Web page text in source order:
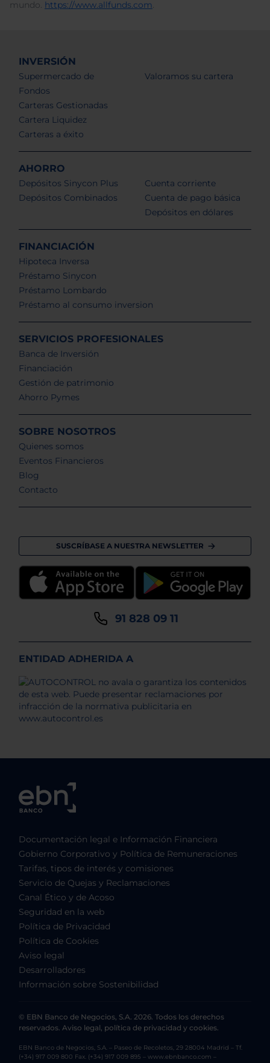
mundo. https://www.allfunds.com.
INVERSIÓN
Supermercado de
Fondos
Carteras Gestionadas
Cartera Liquidez
Carteras a éxito
Valoramos su cartera
AHORRO
Depósitos Sinycon Plus
Depósitos Combinados
Cuenta corriente
Cuenta de pago básica
Depósitos en dólares
FINANCIACIÓN
Hipoteca Inversa
Préstamo Sinycon
Préstamo Lombardo
Préstamo al consumo inversion
SERVICIOS PROFESIONALES
Banca de Inversión
Financiación
Gestión de patrimonio
Ahorro Pymes
SOBRE NOSOTROS
Quienes somos
Eventos Financieros
Blog
Contacto
SUSCRÍBASE A NUESTRA NEWSLETTER
91 828 09 11
ENTIDAD ADHERIDA A
Documentación legal e Información Financiera
Gobierno Corporativo y Política de Remuneraciones
Tarifas, tipos de interés y comisiones
Servicio de Quejas y Reclamaciones
Canal Ético y de Acoso
Seguridad en la web
Política de Privacidad
Política de Cookies
Aviso legal
Desarrolladores
Información sobre Sostenibilidad
© EBN Banco de Negocios, S.A. 2026. Todos los derechos
reservados. Aviso legal, política de privacidad y cookies.
EBN Banco de Negocios, S.A. – Paseo de Recoletos, 29 28004 Madrid – Tf.
(+34) 917 009 800 Fax. (+34) 917 009 895 – www.ebnbanco.com –